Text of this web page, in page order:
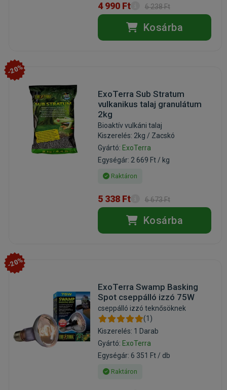
4 990 Ft 6 238 Ft
Kosárba
-20%
ExoTerra Sub Stratum
vulkanikus talaj granulátum
2kg
Bioaktív vulkáni talaj
Kiszerelés: 2kg / Zacskó
Gyártó: ExoTerra
Egységár: 2 669 Ft / kg
Raktáron
5 338 Ft 6 673 Ft
Kosárba
-20%
ExoTerra Swamp Basking
Spot cseppálló izzó 75W
cseppálló izzó teknősöknek
(1)
Kiszerelés: 1 Darab
Gyártó: ExoTerra
Egységár: 6 351 Ft / db
Raktáron